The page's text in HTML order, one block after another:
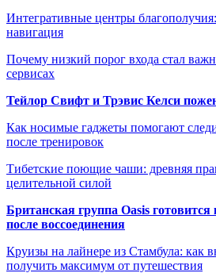
Интегративные центры
навигация
Почему низкий порог входа стал
сервисах
Тейлор Свифт и Трэвис Келси
Как носимые гаджеты помогают
после тренировок
Тибетские поющие чаши: древняя
целительной силой
Британская группа Oasis
после воссоединения
Круизы на лайнере из Стамбула: как
получить максимум от путешествия